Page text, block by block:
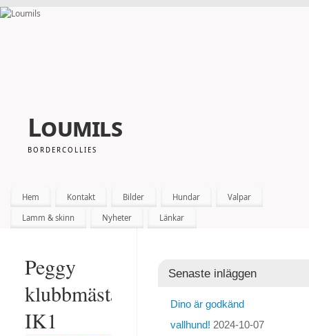
Loumils
BORDERCOLLIES
Hem Kontakt Bilder Hundar Valpar
Lamm & skinn Nyheter Länkar
Peggy
klubbmästare
IK1
Senaste inläggen
Dino är godkänd
vallhund! 2024-10-07